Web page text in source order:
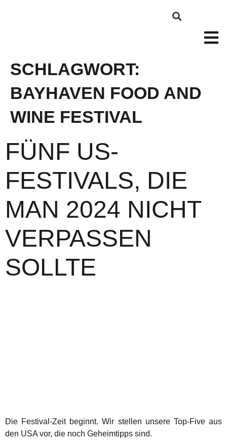
SCHLAGWORT:
BAYHAVEN FOOD AND
WINE FESTIVAL
FÜNF US-
FESTIVALS, DIE
MAN 2024 NICHT
VERPASSEN
SOLLTE
Die Festival-Zeit beginnt. Wir stellen unsere Top-Five aus
den USA vor, die noch Geheimtipps sind.